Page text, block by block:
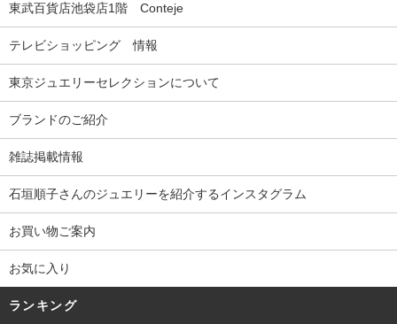
東武百貨店池袋店1階 Conteje
テレビショッピング 情報
東京ジュエリーセレクションについて
ブランドのご紹介
雑誌掲載情報
石垣順子さんのジュエリーを紹介するインスタグラム
お買い物ご案内
お気に入り
ランキング